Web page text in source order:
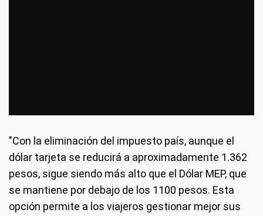
"Con la eliminación del impuesto país, aunque el
dólar tarjeta se reducirá a aproximadamente 1.362
pesos, sigue siendo más alto que el Dólar MEP, que
se mantiene por debajo de los 1100 pesos. Esta
opción permite a los viajeros gestionar mejor sus